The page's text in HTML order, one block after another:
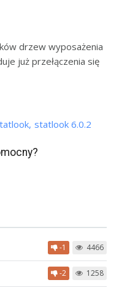
drzew wyposażenia
już przełączenia się
statlook 6.0.2
-1 4466
-2 1258